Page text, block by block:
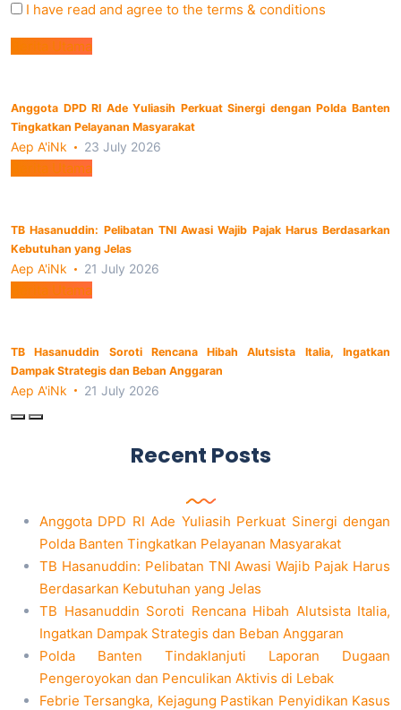
I have read and agree to the terms & conditions
Berita Utama
Anggota DPD RI Ade Yuliasih Perkuat Sinergi dengan Polda Banten
Tingkatkan Pelayanan Masyarakat
Aep A'iNk 23 July 2026
Berita Utama
TB Hasanuddin: Pelibatan TNI Awasi Wajib Pajak Harus Berdasarkan
Kebutuhan yang Jelas
Aep A'iNk 21 July 2026
Berita Utama
TB Hasanuddin Soroti Rencana Hibah Alutsista Italia, Ingatkan
Dampak Strategis dan Beban Anggaran
Aep A'iNk 21 July 2026
Recent Posts
Anggota DPD RI Ade Yuliasih Perkuat Sinergi dengan
Polda Banten Tingkatkan Pelayanan Masyarakat
TB Hasanuddin: Pelibatan TNI Awasi Wajib Pajak Harus
Berdasarkan Kebutuhan yang Jelas
TB Hasanuddin Soroti Rencana Hibah Alutsista Italia,
Ingatkan Dampak Strategis dan Beban Anggaran
Polda Banten Tindaklanjuti Laporan Dugaan
Pengeroyokan dan Penculikan Aktivis di Lebak
Febrie Tersangka, Kejagung Pastikan Penyidikan Kasus